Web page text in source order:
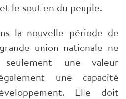
le soutien du peuple.
la nouvelle période de
union nationale ne
une valeur
une capacité
Elle doit